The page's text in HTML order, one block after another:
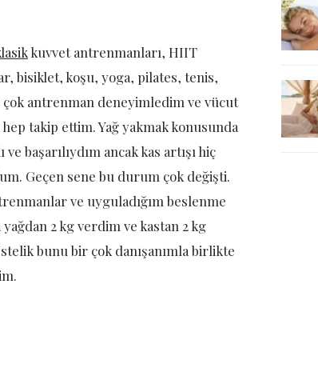
kuvvet antrenmanları, HIIT
bisiklet, koşu, yoga, pilates, tenis,
çok antrenman deneyimledim ve vücut
takip ettim. Yağ yakmak konusunda
başarılıydım ancak kas artışı hiç
Geçen sene bu durum çok değişti.
ve uyguladığım beslenme
yağdan 2 kg verdim ve kastan 2 kg
bunu bir çok danışanımla birlikte